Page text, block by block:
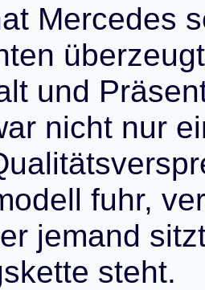
at Mercedes s
ten überzeugt
lt und Präsen
ar nicht nur ei
ualitätsverspr
odell fuhr, ver
er jemand sitz
skette steht.